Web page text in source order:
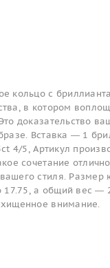
кольцо с
в котором
доказательство
Вставка — 1
4/5, Артикул
сочетание
стиля.
а общий вес —
внимание.